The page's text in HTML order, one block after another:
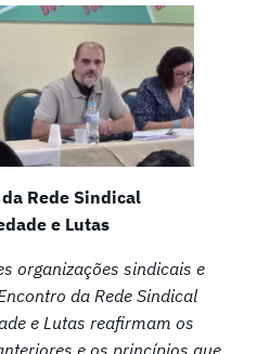
Rede Sindical
e Lutas
organizações sindicais e
da Rede Sindical
e Lutas reafirmam os